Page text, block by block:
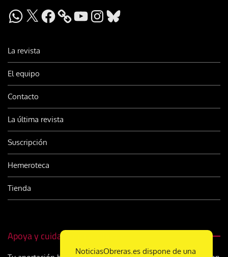
WhatsApp
X Facebook YouTubeInstagram
Bluesky
La revista
El equipo
Contacto
La última revista
Suscripción
Hemeroteca
Tienda
Apoya y cuida Noticias Obreras
NoticiasObreras.es dispone de una